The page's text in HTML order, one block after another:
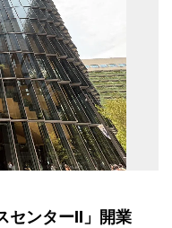
センターII」開業